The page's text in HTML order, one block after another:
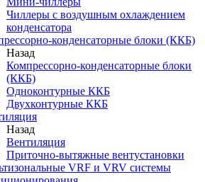
Чиллеры с воздушным охлаждением
конденсатора
конденсаторные блоки (ККБ)
Назад
Компрессорно-конденсаторные блоки
(ККБ)
Одноконтурные ККБ
Двухконтурные ККБ
Назад
Вентиляция
Приточно-вытяжные вентустановки
VRF и VRV системы